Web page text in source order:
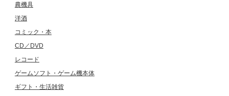
農機具
洋酒
コミック・本
CD／DVD
レコード
ゲームソフト・ゲーム機本体
ギフト・生活雑貨